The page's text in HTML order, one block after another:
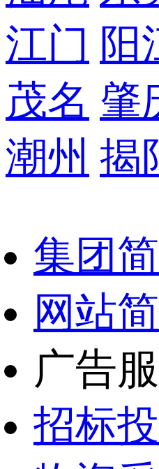
江门 阳
茂名 肇
潮州 揭
集团
网站
广告
招标